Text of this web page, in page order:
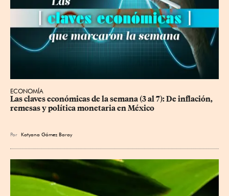
ECONOMÍA
Las claves económicas de la semana (3 al 7): De inflación,
remesas y política monetaria en México
Por Katyana Gómez Baray